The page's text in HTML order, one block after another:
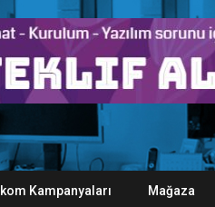
Kampanyaları Mağaza